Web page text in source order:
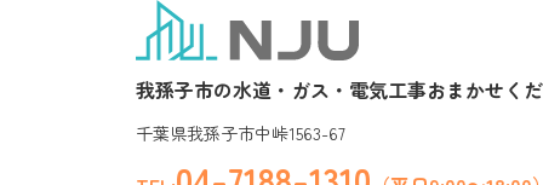
我孫子市の水道・ガス・電気工事おまかせく
千葉県我孫子市中峠1563-67